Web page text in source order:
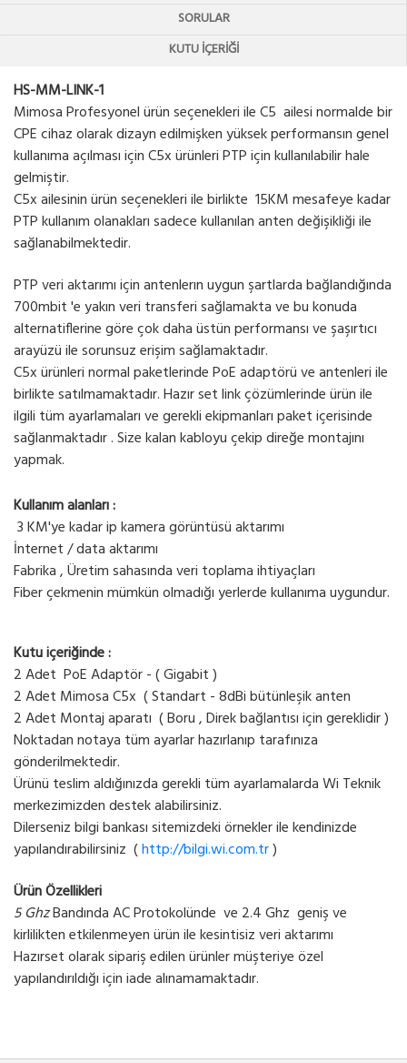
SORULAR
KUTU İÇERIĞI
HS-MM-LINK-1
Mimosa Profesyonel ürün seçenekleri ile C5 ailesi normalde bir
CPE cihaz olarak dizayn edilmişken yüksek performansın genel
kullanıma açılması için C5x ürünleri PTP için kullanılabilir hale
gelmiştir.
C5x ailesinin ürün seçenekleri ile birlikte 15KM mesafeye kadar
PTP kullanım olanakları sadece kullanılan anten değişikliği ile
sağlanabilmektedir.
PTP veri aktarımı için antenlerın uygun şartlarda bağlandığında
700mbit 'e yakın veri transferi sağlamakta ve bu konuda
alternatiflerine göre çok daha üstün performansı ve şaşırtıcı
arayüzü ile sorunsuz erişim sağlamaktadır.
C5x ürünleri normal paketlerinde PoE adaptörü ve antenleri ile
birlikte satılmamaktadır. Hazır set link çözümlerinde ürün ile
ilgili tüm ayarlamaları ve gerekli ekipmanları paket içerisinde
sağlanmaktadır . Size kalan kabloyu çekip direğe montajını
yapmak.
Kullanım alanları :
3 KM'ye kadar ip kamera görüntüsü aktarımı
İnternet / data aktarımı
Fabrika , Üretim sahasında veri toplama ihtiyaçları
Fiber çekmenin mümkün olmadığı yerlerde kullanıma uygundur.
Kutu içeriğinde :
2 Adet PoE Adaptör - ( Gigabit )
2 Adet Mimosa C5x ( Standart - 8dBi bütünleşik anten
2 Adet Montaj aparatı ( Boru , Direk bağlantısı için gereklidir )
Noktadan notaya tüm ayarlar hazırlanıp tarafınıza
gönderilmektedir.
Ürünü teslim aldığınızda gerekli tüm ayarlamalarda Wi Teknik
merkezimizden destek alabilirsiniz.
Dilerseniz bilgi bankası sitemizdeki örnekler ile kendinizde
yapılandırabilirsiniz (http://bilgi.wi.com.tr)
Ürün Özellikleri
5 GhzBandında AC Protokolünde ve 2.4 Ghz geniş ve
kirlilikten etkilenmeyen ürün ile kesintisiz veri aktarımı
Hazırset olarak sipariş edilen ürünler müşteriye özel
yapılandırıldığı için iade alınamamaktadır.